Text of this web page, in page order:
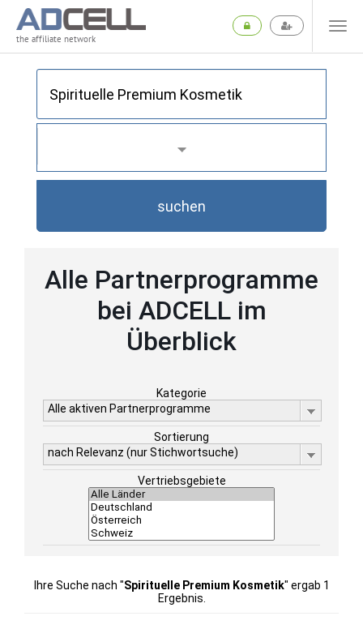
the affiliate network
suchen
Alle Partnerprogramme
bei ADCELL im
Überblick
Kategorie
Alle aktiven Partnerprogramme
Sortierung
nach Relevanz (nur Stichwortsuche)
Vertriebsgebiete
Ihre Suche nach "Spirituelle Premium Kosmetik" ergab 1
Ergebnis.